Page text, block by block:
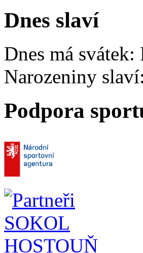
Dnes slaví
Dnes má svátek:
Narozeniny slaví:
Podpora